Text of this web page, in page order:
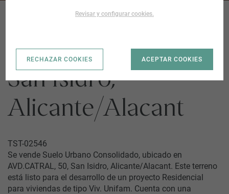
AVD.CATRAL, 50 |
San Isidro,
Alicante/Alacant
TST-02546
Se vende Suelo Urbano Consolidado, ubicado en
AVD.CATRAL, 50, San Isidro, Alicante/Alacant. Este terreno
está listo para el desarrollo de un proyecto Residencial
para viviendas de tipo Viv. Unifam. Cuenta con una
Revisar y configurar cookies.
RECHAZAR COOKIES ACEPTAR COOKIES